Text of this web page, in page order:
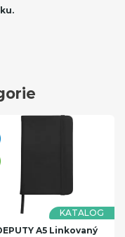
KATALOG
A5 Linkovaný